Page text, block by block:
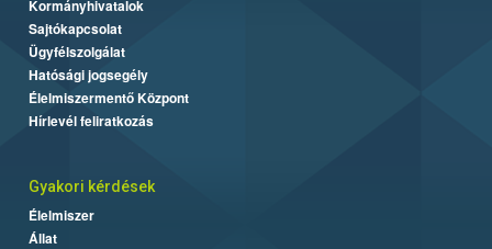
Kormányhivatalok
Sajtókapcsolat
Ügyfélszolgálat
Hatósági jogsegély
Élelmiszermentő Központ
Hírlevél feliratkozás
Gyakori kérdések
Élelmiszer
Állat